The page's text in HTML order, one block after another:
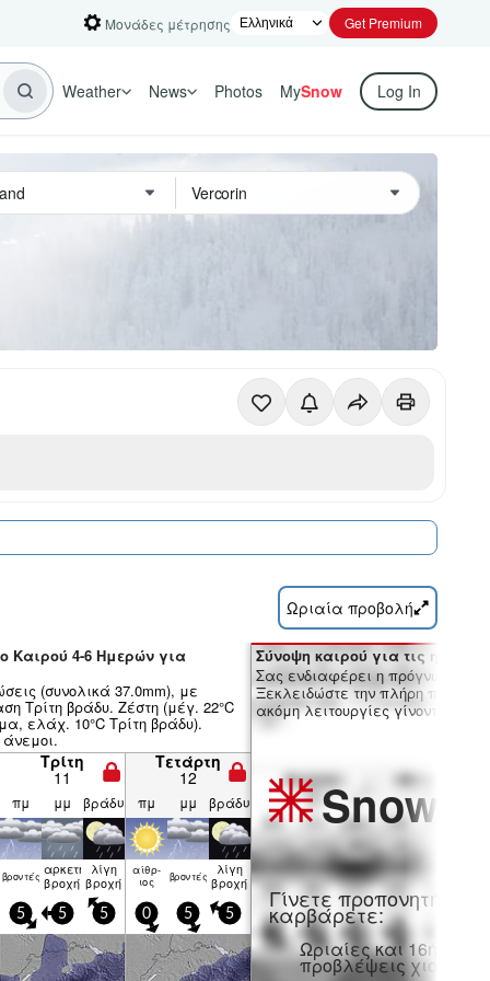
Μονάδες μέτρησης Get Premium
Weather News Photos MySnow Log In
Ωριαία προβολή
Καιρού 4-6 Ημερών για
(συνολικά 37.0mm), με
Τρίτη βράδυ. Ζέστη (μέγ. 22°C
ελάχ. 10°C Τρίτη βράδυ).
Τρίτη
11
Τετάρτη
12
πμ μμ βράδυ πμ μμ βράδυ
βρον­τές αρκετή
βροχή
λίγη
βροχή
αίθρ­
ιος βρον­τές λίγη
βροχή
5 5 5 0 5 5
Σύνοψη καιρού για τις ημέρες
Σας ενδιαφέρει η πρόγνωση 16
Ξεκλειδώστε την πλήρη
ακόμη λειτουργίες γίνοντας
Snow
Γίνετε προπονητή και
καρβάρετε:
Ωριαίες και
προβλέψεις χιονιού